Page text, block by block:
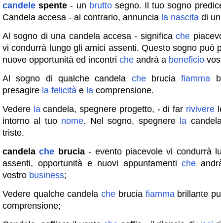
candele spente- un bruttosegno. Il tuo sogno
Candela accesa - al contrario, annuncia la nascita di
Al sogno di una candela accesa - significache
vi condurrà lungo gli amici assenti. Questo sogno può
nuove opportunità ed incontri che andrà a beneficio
Al sogno di qualche candela chebruciafiamma
presagire la felicità e la comprensione.
Vedere lacandela, spegnere progetto, - di far rivivere
intorno al tuo nome. Nel sogno, spegnere la
triste.
candelache brucia- evento piacevole vi condurrà
assenti, opportunità e nuovi appuntamentiche
vostro business;
Vedere qualche candelache brucia fiammabrillante
comprensione;